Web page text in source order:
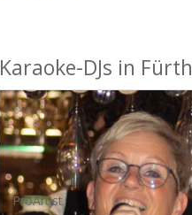
Karaoke-DJs in Fürth
ProArtist